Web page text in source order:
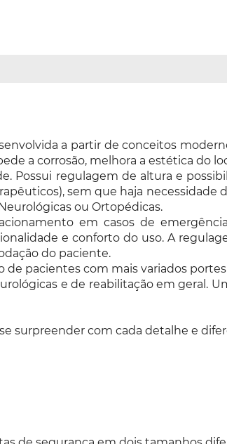
a partir de conceitos
a corrosão, melhora a estética do
Possui regulagem de altura e
sem que haja necessidade
ou Ortopédicas.
em casos de
e conforto do uso. A
do paciente.
pacientes com mais variados
e de reabilitação em geral.
surpreender com cada detalhe e